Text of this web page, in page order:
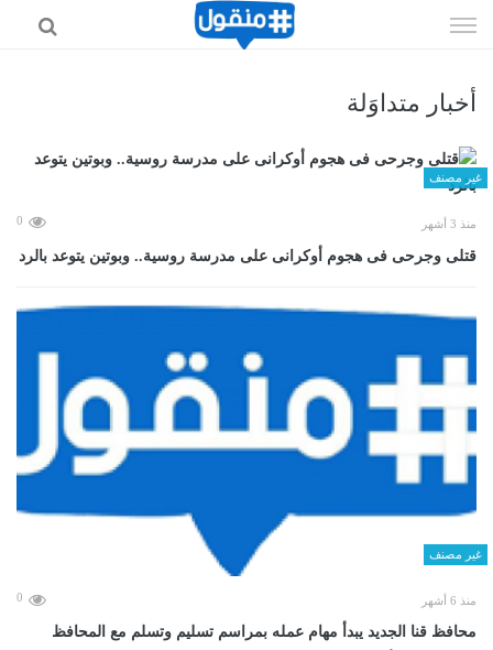
الى
أخبار متداوَلة
غير مصنف
منذ 3 أشهر 0
قتلى وجرحى فى هجوم أوكرانى على مدرسة روسية.. وبوتين يتوعد بالرد
غير مصنف
منذ 6 أشهر 0
محافظ قنا الجديد يبدأ مهام عمله بمراسم تسليم وتسلم مع المحافظ